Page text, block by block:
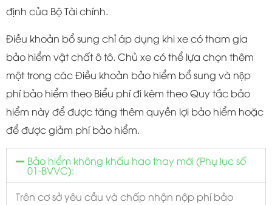
định của Bộ Tài chính.
Điều khoản bổ sung chỉ áp dụng khi xe có tham gia
bảo hiểm vật chất ô tô. Chủ xe có thể lựa chọn thêm
một trong các Điều khoản bảo hiểm bổ sung và nộp
phí bảo hiểm theo Biểu phí đi kèm theo Quy tắc bảo
hiểm này để được tăng thêm quyền lợi bảo hiểm hoặc
để được giảm phí bảo hiểm.
Bảo hiểm không khấu hao thay mới (Phụ lục số
01-BVVC):
Trên cơ sở yêu cầu và chấp nhận nộp phí bảo